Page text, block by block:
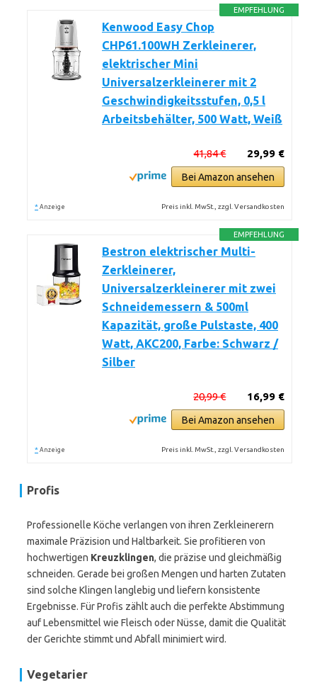
EMPFEHLUNG
Kenwood Easy Chop
CHP61.100WH Zerkleinerer,
elektrischer Mini
Universalzerkleinerer mit 2
Geschwindigkeitsstufen, 0,5 l
Arbeitsbehälter, 500 Watt, Weiß
29,99 €
41,84 €
Bei Amazon ansehen
* Anzeige Preis inkl. MwSt., zzgl. Versandkosten
EMPFEHLUNG
Bestron elektrischer Multi-
Zerkleinerer,
Universalzerkleinerer mit zwei
Schneidemessern & 500ml
Kapazität, große Pulstaste, 400
Watt, AKC200, Farbe: Schwarz /
Silber
16,99 €
20,99 €
Bei Amazon ansehen
* Anzeige Preis inkl. MwSt., zzgl. Versandkosten
Profis
Professionelle Köche verlangen von ihren Zerkleinerern
maximale Präzision und Haltbarkeit. Sie profitieren von
hochwertigen Kreuzklingen, die präzise und gleichmäßig
schneiden. Gerade bei großen Mengen und harten Zutaten
sind solche Klingen langlebig und liefern konsistente
Ergebnisse. Für Profis zählt auch die perfekte Abstimmung
auf Lebensmittel wie Fleisch oder Nüsse, damit die Qualität
der Gerichte stimmt und Abfall minimiert wird.
Vegetarier